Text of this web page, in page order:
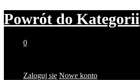
Powrót do Kategorii
0
Zaloguj się Nowe konto